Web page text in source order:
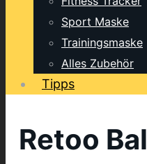
Sport Maske
Trainingsmaske
Alles Zubehör
Tipps
Retoo